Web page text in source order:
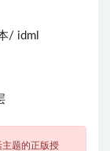
/ idml
题的正版授